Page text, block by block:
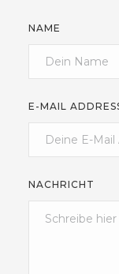
NAME
E-MAIL
NACHRICHT